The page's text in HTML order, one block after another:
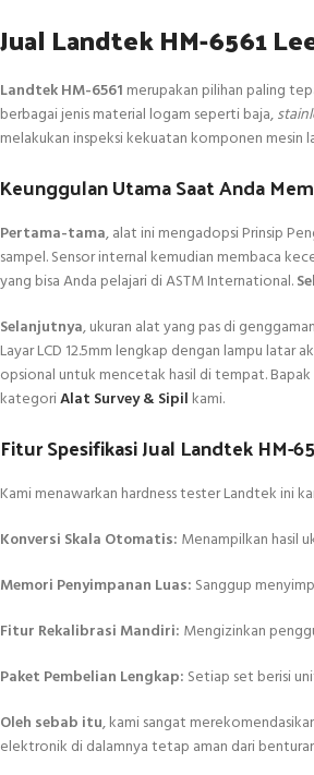
Jual Landtek HM-6561
Landtek HM-6561 merupakan pilihan paling
berbagai jenis material logam seperti baja,
melakukan inspeksi kekuatan komponen mesin
Keunggulan Utama Saat Anda
Pertama-tama, alat ini mengadopsi Prinsip
sampel. Sensor internal kemudian membaca
yang bisa Anda pelajari di ASTM International.
Selanjutnya, ukuran alat yang pas di
Layar LCD 12.5mm lengkap dengan lampu
opsional untuk mencetak hasil di tempat.
kategoriAlat Survey & Sipil kami.
Fitur Spesifikasi Jual Landtek HM-
Kami menawarkan hardness tester Landtek ini
Konversi Skala Otomatis: Menampilkan hasil
Memori Penyimpanan Luas: Sanggup
Fitur Rekalibrasi Mandiri: Mengizinkan
Paket Pembelian Lengkap: Setiap set berisi
Oleh sebab itu, kami sangat
elektronik di dalamnya tetap aman dari